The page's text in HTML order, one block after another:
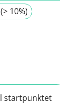
10%)
startpunktet